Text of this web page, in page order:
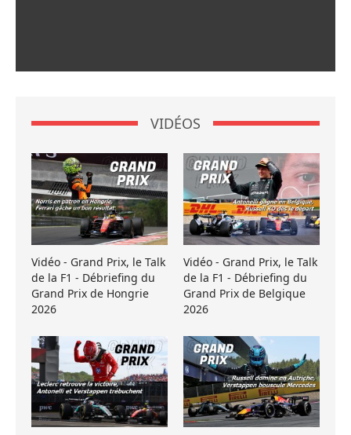
VIDÉOS
Vidéo - Grand Prix, le Talk
de la F1 - Débriefing du
Grand Prix de Hongrie
2026
Vidéo - Grand Prix, le Talk
de la F1 - Débriefing du
Grand Prix de Belgique
2026